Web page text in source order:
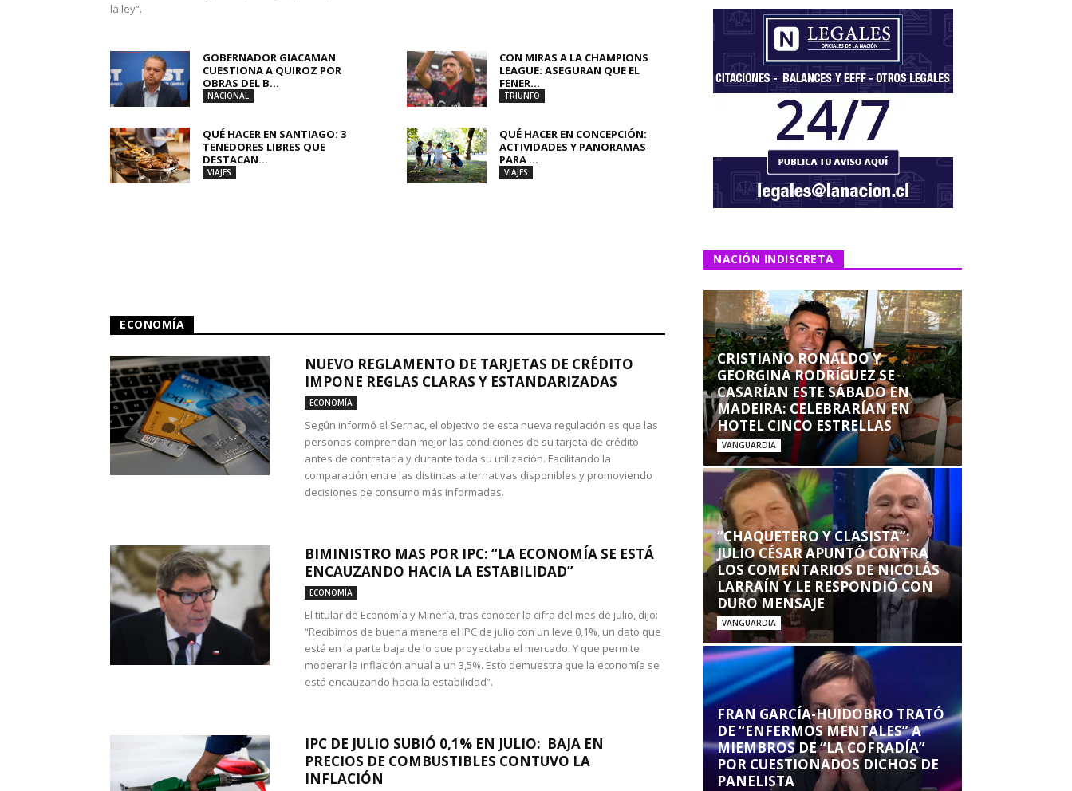
la ley”.
GOBERNADOR GIACAMAN
CUESTIONA A QUIROZ POR
OBRAS DEL B...
NACIONAL
CON MIRAS A LA CHAMPIONS
LEAGUE: ASEGURAN QUE EL
FENER...
TRIUNFO
QUÉ HACER EN SANTIAGO: 3
TENEDORES LIBRES QUE
DESTACAN...
VIAJES
QUÉ HACER EN CONCEPCIÓN:
ACTIVIDADES Y PANORAMAS
PARA ...
VIAJES
ECONOMÍA
NUEVO REGLAMENTO DE TARJETAS DE CRÉDITO
IMPONE REGLAS CLARAS Y ESTANDARIZADAS
ECONOMÍA
Según informó el Sernac, el objetivo de esta nueva regulación es que las
personas comprendan mejor las condiciones de su tarjeta de crédito
antes de contratarla y durante toda su utilización. Facilitando la
comparación entre las distintas alternativas disponibles y promoviendo
decisiones de consumo más informadas.
BIMINISTRO MAS POR IPC: “LA ECONOMÍA SE ESTÁ
ENCAUZANDO HACIA LA ESTABILIDAD”
ECONOMÍA
El titular de Economía y Minería, tras conocer la cifra del mes de julio, dijo:
“Recibimos de buena manera el IPC de julio con un leve 0,1%, un dato que
está en la parte baja de lo que proyectaba el mercado. Y que permite
moderar la inflación anual a un 3,5%. Esto demuestra que la economía se
está encauzando hacia la estabilidad”.
IPC DE JULIO SUBIÓ 0,1% EN JULIO: BAJA EN
PRECIOS DE COMBUSTIBLES CONTUVO LA
INFLACIÓN
NACIÓN INDISCRETA
CRISTIANO RONALDO Y
GEORGINA RODRÍGUEZ SE
CASARÍAN ESTE SÁBADO EN
MADEIRA: CELEBRARÍAN EN
HOTEL CINCO ESTRELLAS
VANGUARDIA
“CHAQUETERO Y CLASISTA”:
JULIO CÉSAR APUNTÓ CONTRA
LOS COMENTARIOS DE NICOLÁS
LARRAÍN Y LE RESPONDIÓ CON
DURO MENSAJE
VANGUARDIA
FRAN GARCÍA-HUIDOBRO TRATÓ
DE “ENFERMOS MENTALES” A
MIEMBROS DE “LA COFRADÍA”
POR CUESTIONADOS DICHOS DE
PANELISTA